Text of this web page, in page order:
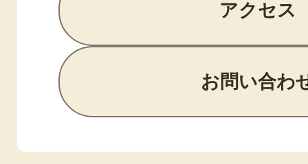
アクセス
お問い合わ